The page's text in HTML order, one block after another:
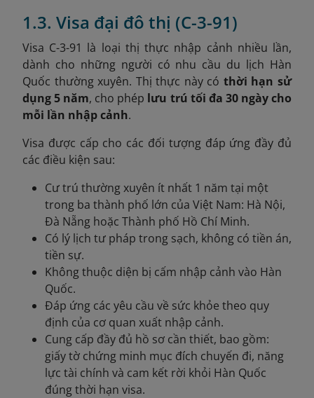
1.3. Visa đại đô thị (C-3-91)
Visa C-3-91 là loại thị thực nhập cảnh nhiều lần,
dành cho những người có nhu cầu du lịch Hàn
Quốc thường xuyên. Thị thực này có thời hạn sử
dụng 5 năm, cho phép lưu trú tối đa 30 ngày cho
mỗi lần nhập cảnh.
Visa được cấp cho các đối tượng đáp ứng đầy đủ
các điều kiện sau:
Cư trú thường xuyên ít nhất 1 năm tại một
trong ba thành phố lớn của Việt Nam: Hà Nội,
Đà Nẵng hoặc Thành phố Hồ Chí Minh.
Có lý lịch tư pháp trong sạch, không có tiền án,
tiền sự.
Không thuộc diện bị cấm nhập cảnh vào Hàn
Quốc.
Đáp ứng các yêu cầu về sức khỏe theo quy
định của cơ quan xuất nhập cảnh.
Cung cấp đầy đủ hồ sơ cần thiết, bao gồm:
giấy tờ chứng minh mục đích chuyến đi, năng
lực tài chính và cam kết rời khỏi Hàn Quốc
đúng thời hạn visa.